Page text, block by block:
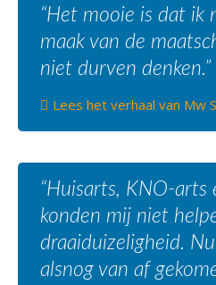
“Het mooie is dat ik
maak van de
niet durven denken.”
Lees het verhaal van Mw
“Huisarts, KNO-arts
konden mij niet
draaiduizeligheid.
alsnog van af